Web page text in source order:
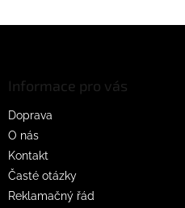
Informace pro vás
Doprava
O nás
Kontakt
Časté otázky
Reklamačný řád